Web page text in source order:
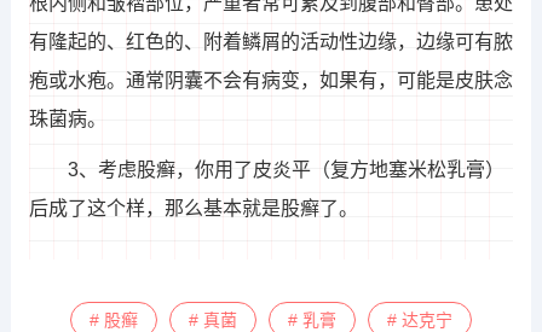
有隆起的、红色的、附着鳞屑的活动性边缘，边缘可有脓
疱或水疱。通常阴囊不会有病变，如果有，可能是皮肤念
珠菌病。
3、考虑股癣，你用了皮炎平（复方地塞米松乳膏）
后成了这个样，那么基本就是股癣了。
# 股癣 # 真菌 # 乳膏 # 达克宁